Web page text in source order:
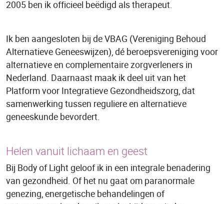
2005 ben ik officieel beëdigd als therapeut.
Ik ben aangesloten bij de VBAG (Vereniging Behoud
Alternatieve Geneeswijzen), dé beroepsvereniging voor
alternatieve en complementaire zorgverleners in
Nederland. Daarnaast maak ik deel uit van het
Platform voor Integratieve Gezondheidszorg, dat
samenwerking tussen reguliere en alternatieve
geneeskunde bevordert.
Helen vanuit lichaam en geest
Bij Body of Light geloof ik in een integrale benadering
van gezondheid. Of het nu gaat om paranormale
genezing, energetische behandelingen of